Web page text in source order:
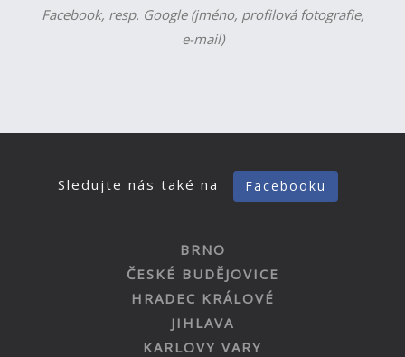
Facebook, resp. Google (jméno, profilová fotografie,
e-mail)
Sledujte nás také na Facebooku
BRNO
ČESKÉ BUDĚJOVICE
HRADEC KRÁLOVÉ
JIHLAVA
KARLOVY VARY